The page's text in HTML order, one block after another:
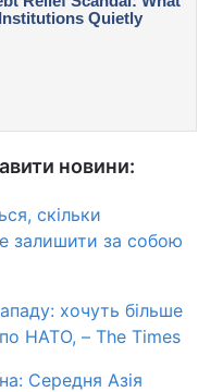
новини:
скільки
залишити за собою
хочуть більше
НАТО, – The Times
Середня Азія